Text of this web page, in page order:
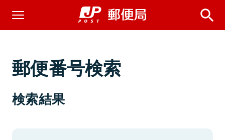
郵便番号検索
検索結果